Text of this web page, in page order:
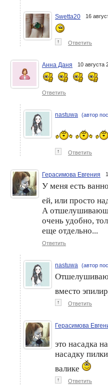
Swetta20 16
↑ Ответить
Анна Даня 10 августа
Ответить
nastuwa (автор
↑ Ответить
Герасимова Евгения
У меня есть
ей, или просто
А
очень удобно,
еще отдельно...
Ответить
nastuwa (автор
вместо
↑ Ответить
Герасимова
это насадка
насадку
валике
↑ Ответить